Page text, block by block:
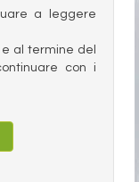
a leggere
al termine del
con i